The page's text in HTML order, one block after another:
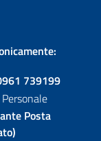
739199
Posta